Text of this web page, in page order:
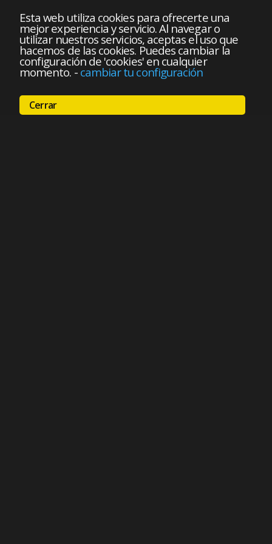
Esta web utiliza cookies para ofrecerte una
mejor experiencia y servicio. Al navegar o
utilizar nuestros servicios, aceptas el uso que
hacemos de las cookies. Puedes cambiar la
configuración de 'cookies' en cualquier
momento. - cambiar tu configuración
Cerrar